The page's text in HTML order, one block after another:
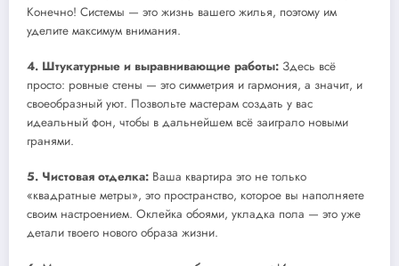
Конечно! Системы — это жизнь вашего жилья, поэтому им
уделите максимум внимания.
4. Штукатурные и выравнивающие работы: Здесь всё
просто: ровные стены — это симметрия и гармония, а значит, и
своеобразный уют. Позвольте мастерам создать у вас
идеальный фон, чтобы в дальнейшем всё заиграло новыми
гранями.
5. Чистовая отделка: Ваша квартира это не только
«квадратные метры», это пространство, которое вы наполняете
своим настроением. Оклейка обоями, укладка пола — это уже
детали твоего нового образа жизни.